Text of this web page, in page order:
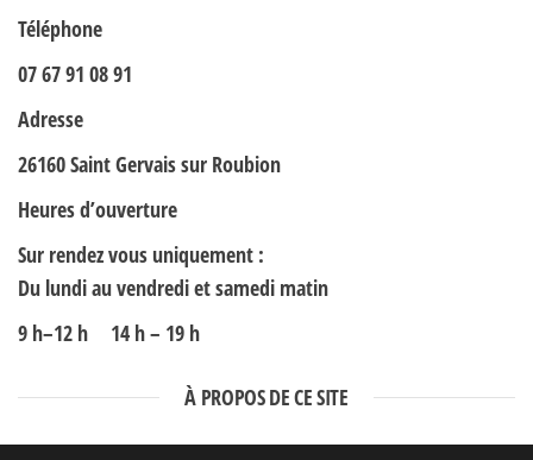
Téléphone
07 67 91 08 91
Adresse
26160 Saint Gervais sur Roubion
Heures d’ouverture
Sur rendez vous uniquement :
Du lundi au vendredi et samedi matin
9 h–12 h 14 h – 19 h
À PROPOS DE CE SITE